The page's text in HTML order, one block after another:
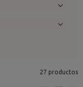
27 productos